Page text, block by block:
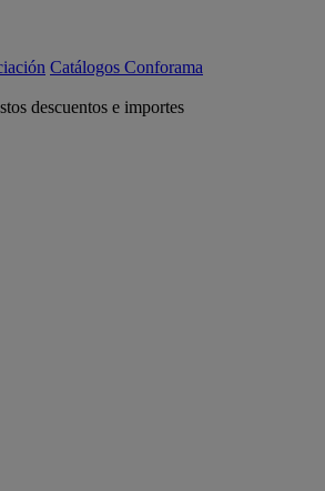
Catálogos Conforama
descuentos e importes